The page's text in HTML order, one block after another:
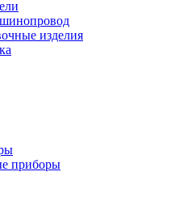
изделия
приборы